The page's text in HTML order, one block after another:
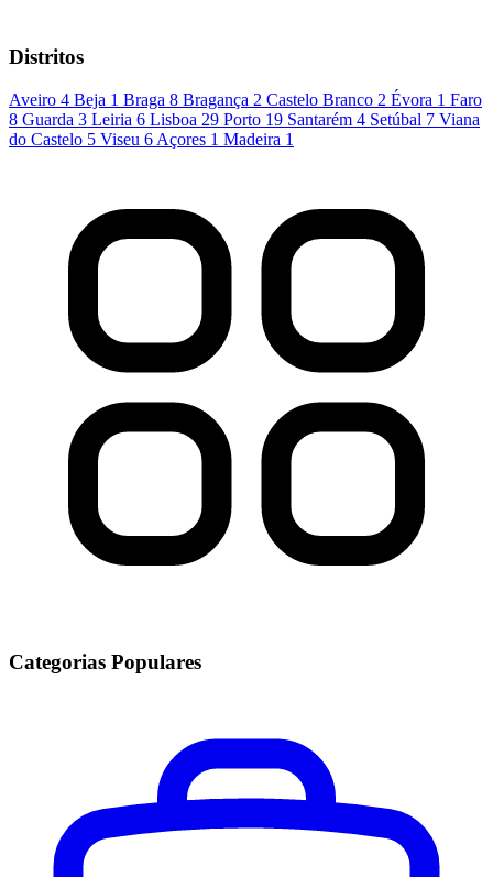
Distritos
Aveiro 4 Beja 1 Braga 8 Bragança 2 Castelo Branco 2 Évora 1 Faro
8 Guarda 3 Leiria 6 Lisboa 29 Porto 19 Santarém 4 Setúbal 7 Viana
do Castelo 5 Viseu 6 Açores 1 Madeira 1
Categorias Populares